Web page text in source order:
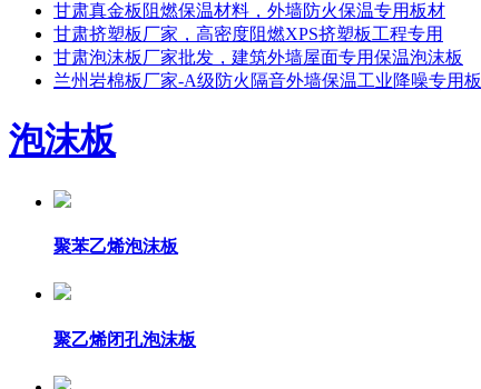
甘肃真金板阻燃保温材料，外墙防火保温专用板材
甘肃挤塑板厂家，高密度阻燃XPS挤塑板工程专用
甘肃泡沫板厂家批发，建筑外墙屋面专用保温泡沫板
兰州岩棉板厂家-A级防火隔音外墙保温工业降噪专用​板
泡沫板
聚苯乙烯泡沫板
聚乙烯闭孔泡沫板